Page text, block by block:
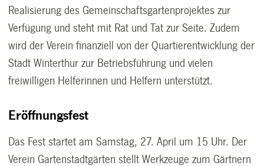
Realisierung des Gemeinschaftsgartenprojektes zur
Verfügung und steht mit Rat und Tat zur Seite. Zudem
wird der Verein finanziell von der Quartierentwicklung der
Stadt Winterthur zur Betriebsführung und vielen
freiwilligen Helferinnen und Helfern unterstützt.
Eröffnungsfest
Das Fest startet am Samstag, 27. April um 15 Uhr. Der
Verein Gartenstadtgärten stellt Werkzeuge zum Gärtnern